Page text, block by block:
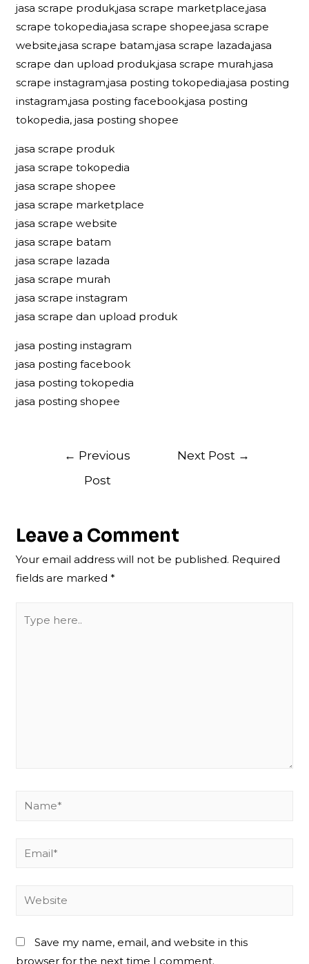
jasa scrape produk,jasa scrape marketplace,jasa
scrape tokopedia,jasa scrape shopee,jasa scrape
website,jasa scrape batam,jasa scrape lazada,jasa
scrape dan upload produk,jasa scrape murah,jasa
scrape instagram,jasa posting tokopedia,jasa posting
instagram,jasa posting facebook,jasa posting
tokopedia, jasa posting shopee
jasa scrape produk
jasa scrape tokopedia
jasa scrape shopee
jasa scrape marketplace
jasa scrape website
jasa scrape batam
jasa scrape lazada
jasa scrape murah
jasa scrape instagram
jasa scrape dan upload produk
jasa posting instagram
jasa posting facebook
jasa posting tokopedia
jasa posting shopee
Post
navigation
← Previous
Post
Next Post →
Leave a Comment
Your email address will not be published. Required
fields are marked*
here..
Name*
Email*
Website
Save my name, email, and website in this
browser for the next time I comment.